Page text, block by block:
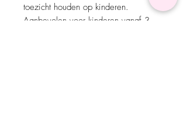
toezicht houden op kinderen.
Aanbevolen voor kinderen vanaf 3